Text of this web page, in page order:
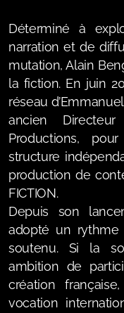
Déterminé à
narration et de
mutation, Alain
la fiction. En juin
réseau
ancien
Productions,
structure
production de
FICTION.
Depuis son
adopté un
soutenu. Si la
ambition de
création
vocation